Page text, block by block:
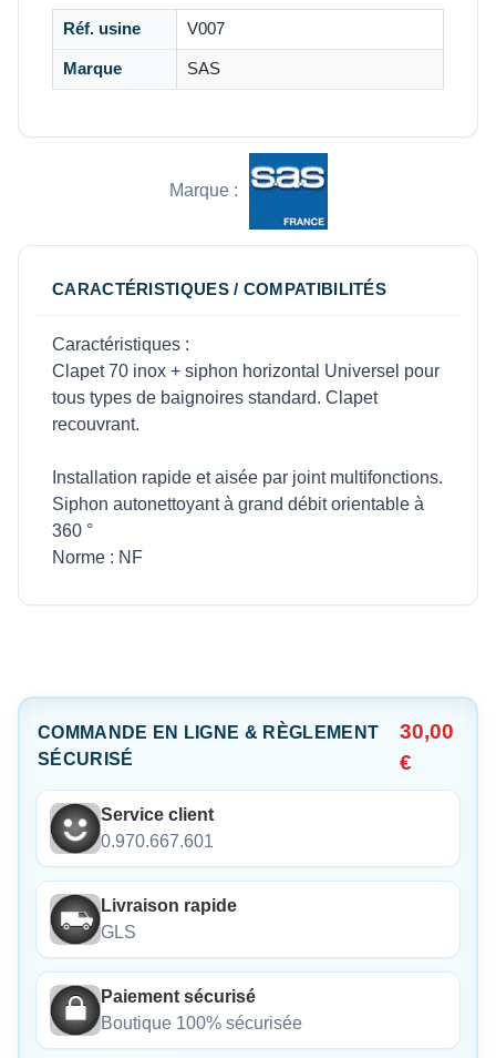
Réf. usine V007
Marque SAS
Marque :
CARACTÉRISTIQUES / COMPATIBILITÉS
Caractéristiques :
Clapet 70 inox + siphon horizontal Universel pour
tous types de baignoires standard. Clapet
recouvrant.
Installation rapide et aisée par joint multifonctions.
Siphon autonettoyant à grand débit orientable à
360 °
Norme : NF
COMMANDE EN LIGNE & RÈGLEMENT
SÉCURISÉ
30,00
€
Service client
0.970.667.601
Livraison rapide
GLS
Paiement sécurisé
Boutique 100% sécurisée